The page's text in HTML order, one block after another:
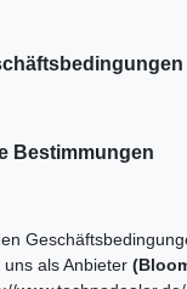
Bestimmungen
als Anbieter (